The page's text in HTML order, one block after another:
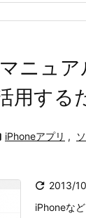
ニュア
用する
iPhoneアプリ ,
 2013/
iPhoneな